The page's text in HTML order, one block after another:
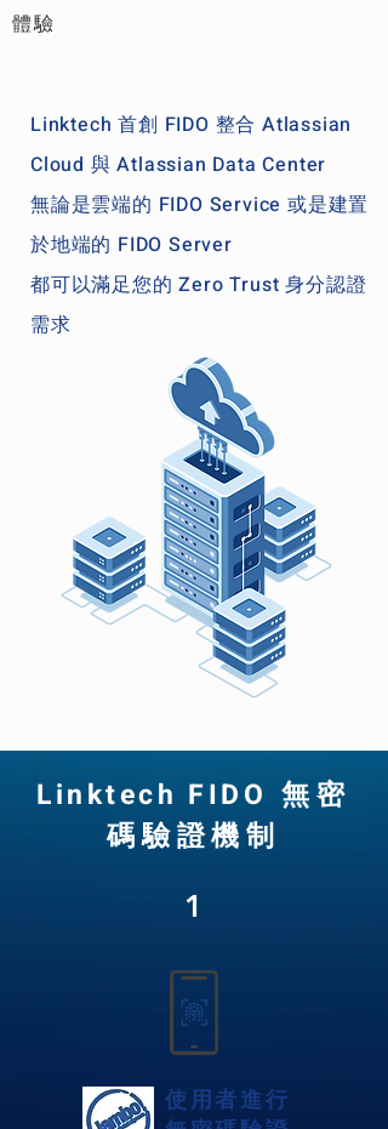
體驗
Linktech 首創 FIDO 整合 Atlassian
Cloud 與 Atlassian Data Center
無論是雲端的 FIDO Service 或是建置
於地端的 FIDO Server
都可以滿足您的 Zero Trust 身分認證
需求
​Linktech FIDO 無密
碼驗證機制
​1
使用者進行